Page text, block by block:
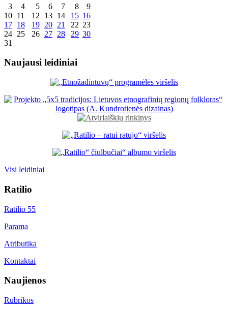
3
4 5 6 7 8
9
10 11 12 13 14 15 16
17 18 19 20 21 22 23
24 25 26 27 28 29 30
31
Naujausi leidiniai
Visi leidiniai
Ratilio
Ratilio 55
Parama
Atributika
Kontaktai
Naujienos
Rubrikos